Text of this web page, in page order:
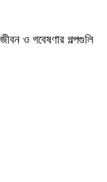
জীবন ও গবেষণার গল্পগুলি